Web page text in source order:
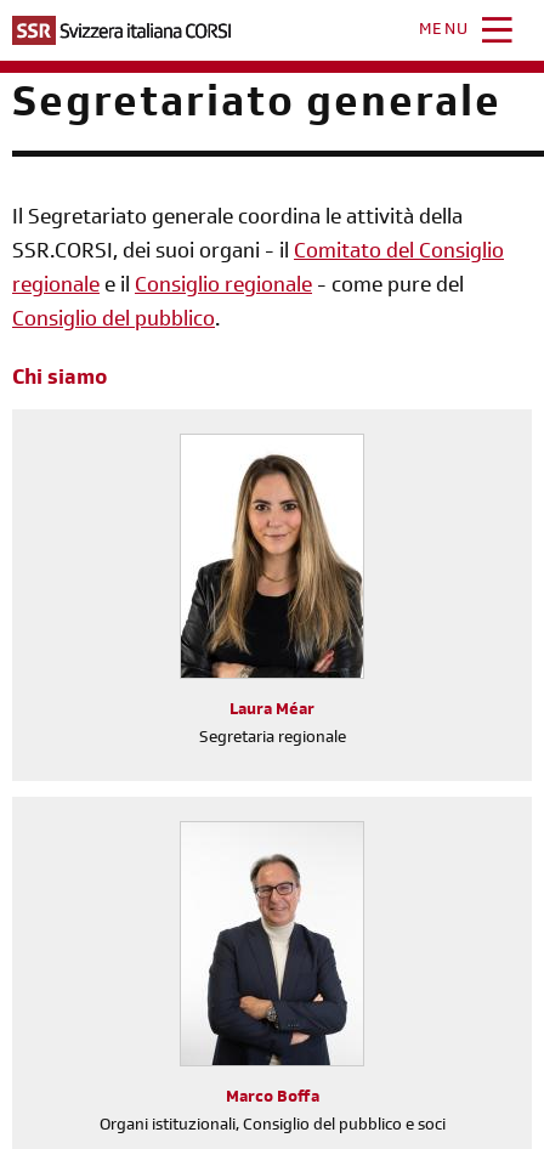
contenuto
principale
MENU
Segretariato generale
Il Segretariato generale coordina le attività della
SSR.CORSI, dei suoi organi - il Comitato del Consiglio
regionale e il Consiglio regionale - come pure del
Consiglio del pubblico.
Chi siamo
Laura Méar
Segretaria regionale
Marco Boffa
Organi istituzionali, Consiglio del pubblico e soci